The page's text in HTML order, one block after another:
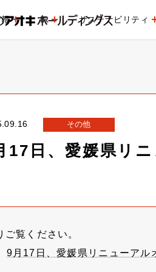
IR サステナビリティ
その他
17日、愛媛県リ
ご覧ください。
9月17日、愛媛県リニューアル